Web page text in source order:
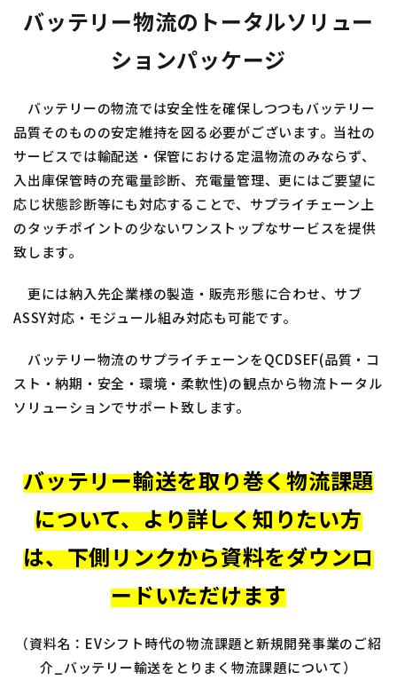
バッテリー物流のトータルソリュー
ションパッケージ
バッテリーの物流では安全性を確保しつつもバッテリー
品質そのものの安定維持を図る必要がございます。当社の
サービスでは輸配送・保管における定温物流のみならず、
入出庫保管時の充電量診断、充電量管理、更にはご要望に
応じ状態診断等にも対応することで、サプライチェーン上
のタッチポイントの少ないワンストップなサービスを提供
致します。
更には納入先企業様の製造・販売形態に合わせ、サブ
ASSY対応・モジュール組み対応も可能です。
バッテリー物流のサプライチェーンをQCDSEF(品質・コ
スト・納期・安全・環境・柔軟性)の観点から物流トータル
ソリューションでサポート致します。
バッテリー輸送を取り巻く物流課題
について、より詳しく知りたい方
は、下側リンクから資料をダウンロ
ードいただけます
（資料名：EVシフト時代の物流課題と新規開発事業のご紹
介_バッテリー輸送をとりまく物流課題について）